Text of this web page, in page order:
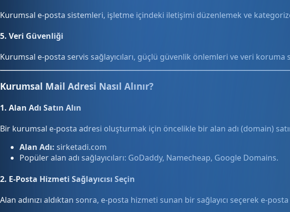
Kurumsal e-posta sistemleri, işletme içindeki iletişimi düzenlemek ve
5. Veri Güvenliği
Kurumsal e-posta servis sağlayıcıları, güçlü güvenlik önlemleri ve veri koruma
Kurumsal Mail Adresi Nasıl Alınır?
1. Alan Adı Satın Alın
Bir kurumsal e-posta adresi oluşturmak için öncelikle bir alan adı (domain)
Alan Adı: sirketadi.com
Popüler alan adı sağlayıcıları: GoDaddy, Namecheap, Google Domains.
2. E-Posta Hizmeti Sağlayıcısı Seçin
Alan adınızı aldıktan sonra, e-posta hizmeti sunan bir sağlayıcı seçerek e-